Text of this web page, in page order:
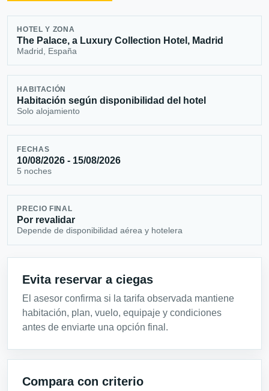
HOTEL Y ZONA
The Palace, a Luxury Collection Hotel, Madrid
Madrid, España
HABITACIÓN
Habitación según disponibilidad del hotel
Solo alojamiento
FECHAS
10/08/2026 - 15/08/2026
5 noches
PRECIO FINAL
Por revalidar
Depende de disponibilidad aérea y hotelera
Evita reservar a ciegas
El asesor confirma si la tarifa observada mantiene
habitación, plan, vuelo, equipaje y condiciones
antes de enviarte una opción final.
Compara con criterio